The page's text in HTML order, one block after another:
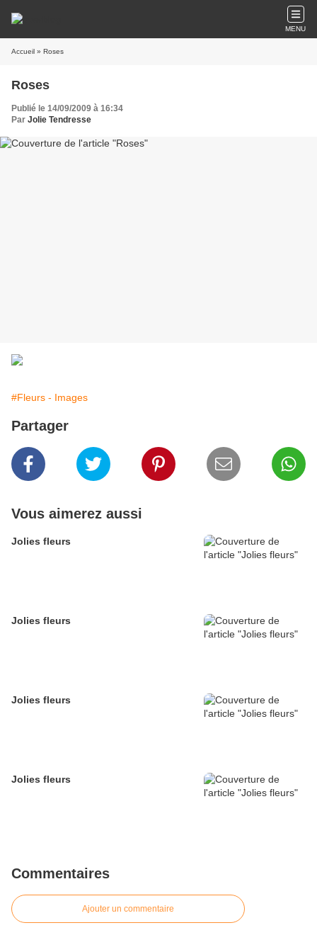
MENU
Accueil » Roses
Roses
Publié le 14/09/2009 à 16:34
Par Jolie Tendresse
#Fleurs - Images
Partager
Vous aimerez aussi
Jolies fleurs
Jolies fleurs
Jolies fleurs
Jolies fleurs
Commentaires
Ajouter un commentaire